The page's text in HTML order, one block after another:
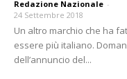
Redazione Nazionale -
24 Settembre 2018
Un altro marchio che ha
essere più italiano.
dell’annuncio del...